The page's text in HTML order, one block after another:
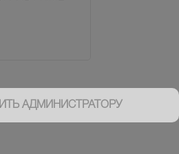
АДМИНИСТРАТОРУ